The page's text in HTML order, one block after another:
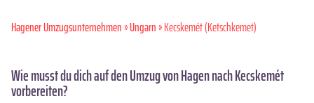
Hagener Umzugsunternehmen»Ungarn» Kecskemét (Ketschkemet)
Wie musst du dich auf den Umzug von Hagen nach Kecskemét
vorbereiten?